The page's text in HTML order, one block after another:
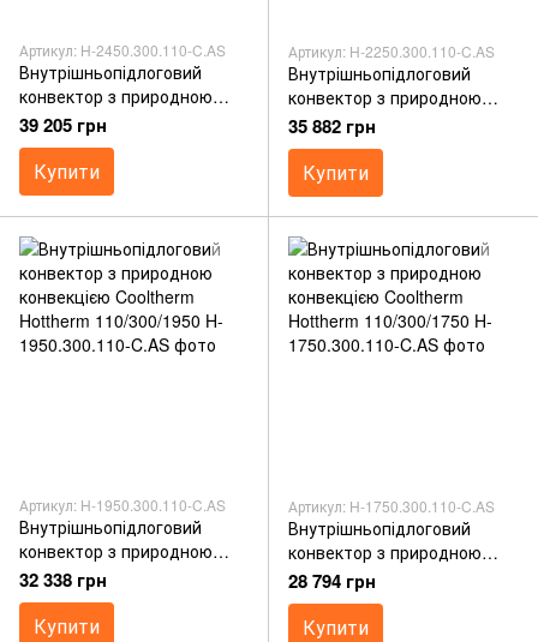
Артикул: H-2450.300.110-C.AS
Внутрішньопідлоговий
конвектор з природною
конвекцією Cooltherm
Hottherm 110/300/2450
39 205 грн
Купити
Артикул: H-2250.300.110-C.AS
Внутрішньопідлоговий
конвектор з природною
конвекцією Cooltherm
Hottherm 110/300/2250
35 882 грн
Купити
Артикул: H-1950.300.110-C.AS
Внутрішньопідлоговий
конвектор з природною
конвекцією Cooltherm
Hottherm 110/300/1950
32 338 грн
Купити
Артикул: H-1750.300.110-C.AS
Внутрішньопідлоговий
конвектор з природною
конвекцією Cooltherm
Hottherm 110/300/1750
28 794 грн
Купити